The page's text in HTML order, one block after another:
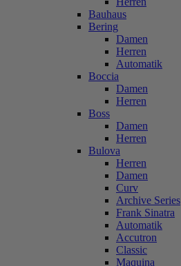
Bauhaus
Bering
Damen
Herren
Automatik
Boccia
Damen
Herren
Boss
Damen
Herren
Bulova
Herren
Damen
Curv
Archive Series
Frank Sinatra
Automatik
Accutron
Classic
Maquina